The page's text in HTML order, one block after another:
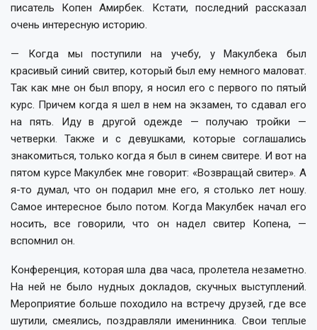
писатель Копен Амирбек. Кстати, последний рассказал
очень интересную историю.
— Когда мы поступили на учебу, у Макулбека был
красивый синий свитер, который был ему немного маловат.
Так как мне он был впору, я носил его с первого по пятый
курс. Причем когда я шел в нем на экзамен, то сдавал его
на пять. Иду в другой одежде — получаю тройки —
четверки. Также и с девушками, которые соглашались
знакомиться, только когда я был в синем свитере. И вот на
пятом курсе Макулбек мне говорит: «Возвращай свитер». А
я-то думал, что он подарил мне его, я столько лет ношу.
Самое интересное было потом. Когда Макулбек начал его
носить, все говорили, что он надел свитер Копена, —
вспомнил он.
Конференция, которая шла два часа, пролетела незаметно.
На ней не было нудных докладов, скучных выступлений.
Мероприятие больше походило на встречу друзей, где все
шутили, смеялись, поздравляли именинника. Свои теплые